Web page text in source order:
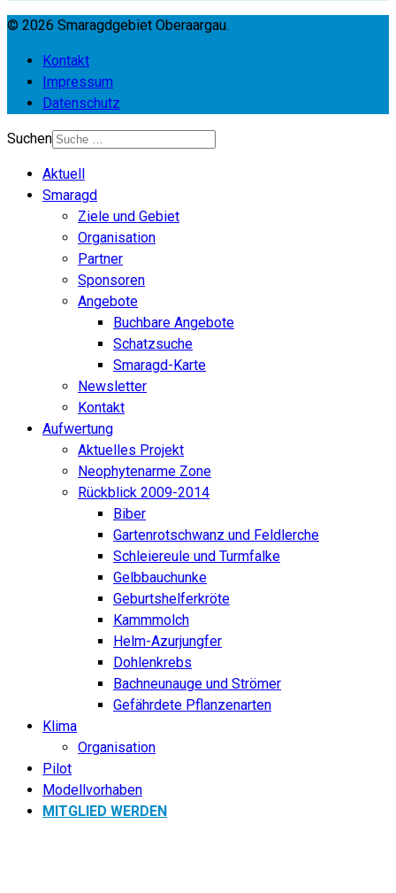
© 2026 Smaragdgebiet Oberaargau.
Kontakt
Impressum
Datenschutz
Suchen
Aktuell
Smaragd
Ziele und Gebiet
Organisation
Partner
Sponsoren
Angebote
Buchbare Angebote
Schatzsuche
Smaragd-Karte
Newsletter
Kontakt
Aufwertung
Aktuelles Projekt
Neophytenarme Zone
Rückblick 2009-2014
Biber
Gartenrotschwanz und Feldlerche
Schleiereule und Turmfalke
Gelbbauchunke
Geburtshelferkröte
Kammmolch
Helm-Azurjungfer
Dohlenkrebs
Bachneunauge und Strömer
Gefährdete Pflanzenarten
Klima
Organisation
Pilot
Modellvorhaben
MITGLIED WERDEN